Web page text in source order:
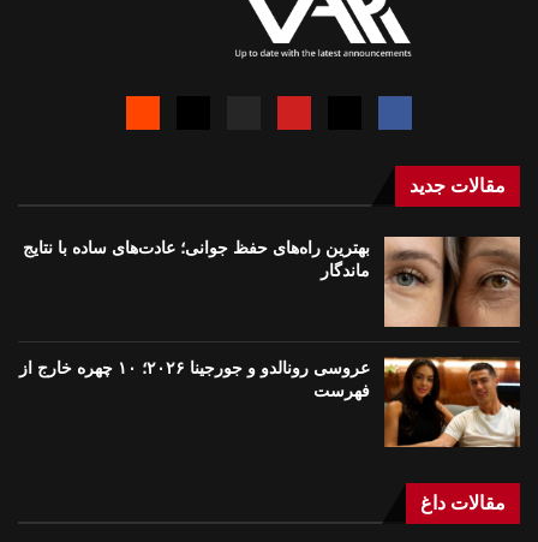
مقالات جدید
بهترین راه‌های حفظ جوانی؛ عادت‌های ساده با نتایج
ماندگار
عروسی رونالدو و جورجینا ۲۰۲۶؛ ۱۰ چهره خارج از
فهرست
مقالات داغ